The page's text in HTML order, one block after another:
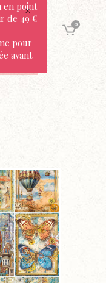
0
en point
de 49 €
pour
avant